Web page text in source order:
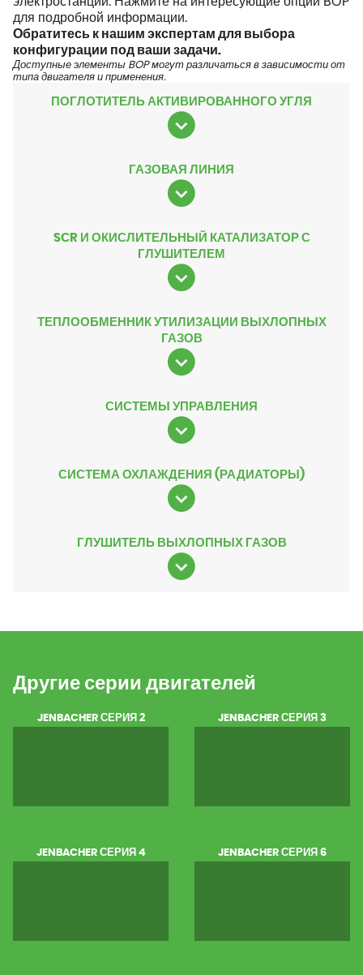
для подробной информации.
Обратитесь к нашим экспертам для выбора
конфигурации под ваши задачи.
Доступные элементы BOP могут различаться в зависимости от
типа двигателя и применения.
ПОГЛОТИТЕЛЬ АКТИВИРОВАННОГО УГЛЯ
ГАЗОВАЯ ЛИНИЯ
SCR И ОКИСЛИТЕЛЬНЫЙ КАТАЛИЗАТОР С
ГЛУШИТЕЛЕМ
ТЕПЛООБМЕННИК УТИЛИЗАЦИИ ВЫХЛОПНЫХ
ГАЗОВ
СИСТЕМЫ УПРАВЛЕНИЯ
СИСТЕМА ОХЛАЖДЕНИЯ (РАДИАТОРЫ)
ГЛУШИТЕЛЬ ВЫХЛОПНЫХ ГАЗОВ
Другие серии двигателей
JENBACHER СЕРИЯ 2 JENBACHER СЕРИЯ 3
JENBACHER СЕРИЯ 4 JENBACHER СЕРИЯ 6